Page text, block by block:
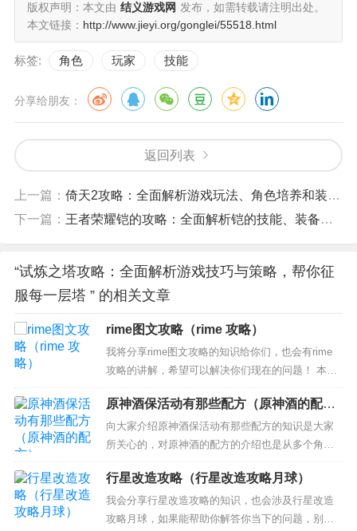
版权声明：本文由 结义游戏网 发布，如需转载请注明出处。
本文链接： http://www.jieyi.org/gonglei/55518.html
标签: 角色 玩家 技能
分享给朋友：
返回列表
上一篇： 倚天2攻略：全面解析游戏玩法、角色培养和装备获取
下一篇： 王者荣耀铠的攻略：全面解析铠的技能、装备、打法和团队配合
“试炼之塔攻略：全面解析游戏技巧与策略，帮你征
服每一层塔 ” 的相关文章
rime图文攻略（rime 攻略）
我将分享rime图文攻略的知识给你们，也会有rime
攻略的讲解，希望可以解决你们现在的问题！ 本文
目录一览： 1、Rime 输入法使用前需要知道哪些知
识？ 2、rime低特效要多少配置 最低的配置攻略
3、使命召唤6 攻略 4、rime全特效要什么配置 推荐
的配置攻略 Rime 输入...
原神酒保活动有那些配方（原神酒的配
方）
向大家介绍原神酒保活动有那些配方的知识是大家
所关心的，对原神酒的配方的介绍也是从多个角度
来解答，希望可以让大家解决现在的问题！ 本文目
录一览： 1、原神甜心果酒壶怎么配 2、原神完美酒
保下午茶饮品是啥 3、原神有冲击性的咖啡什么意思
4、原神酒保活动什么时候结束 5、原神酒保卖的酒
行星改造攻略（行星改造攻略月球）
我会分享行星改造攻略的知识，也会涉及行星改造
攻略月球，如果能帮助你解答你当下的问题，别忘